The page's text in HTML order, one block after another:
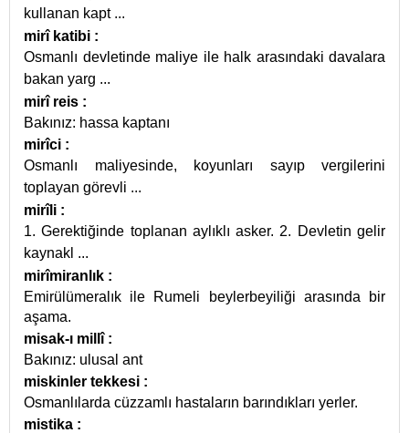
kullanan kapt ...
mirî katibi :
Osmanlı devletinde maliye ile halk arasındaki davalara
bakan yarg ...
mirî reis :
Bakınız: hassa kaptanı
mirîci :
Osmanlı maliyesinde, koyunları sayıp vergilerini
toplayan görevli ...
mirîli :
1. Gerektiğinde toplanan aylıklı asker. 2. Devletin gelir
kaynakl ...
mirîmiranlık :
Emirülümeralık ile Rumeli beylerbeyiliği arasında bir
aşama.
misak-ı millî :
Bakınız: ulusal ant
miskinler tekkesi :
Osmanlılarda cüzzamlı hastaların barındıkları yerler.
mistika :